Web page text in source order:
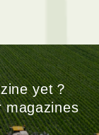
yet？
magazines